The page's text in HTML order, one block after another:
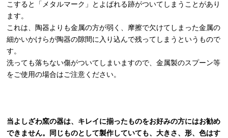
こすると「メタルマーク」とよばれる跡がついてしまうことがあり
ます。
これは、陶器よりも金属の方が弱く、摩擦で欠けてしまった金属の
細かいかけらが陶器の隙間に入り込んで残ってしまうというもので
す。
洗っても落ちない傷がついてしまいますので、金属製のスプーン等
をご使用の場合はご注意ください。
当よしざわ窯の器は、キレイに揃ったものをお好みの方にはお勧め
できません。同じものとして製作していても、大きさ、形、色はす